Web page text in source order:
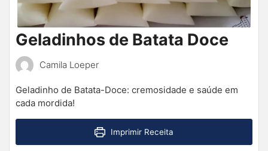
Geladinhos de Batata Doce
Camila Loeper
Geladinho de Batata-Doce: cremosidade e saúde em
cada mordida!
Imprimir Receita